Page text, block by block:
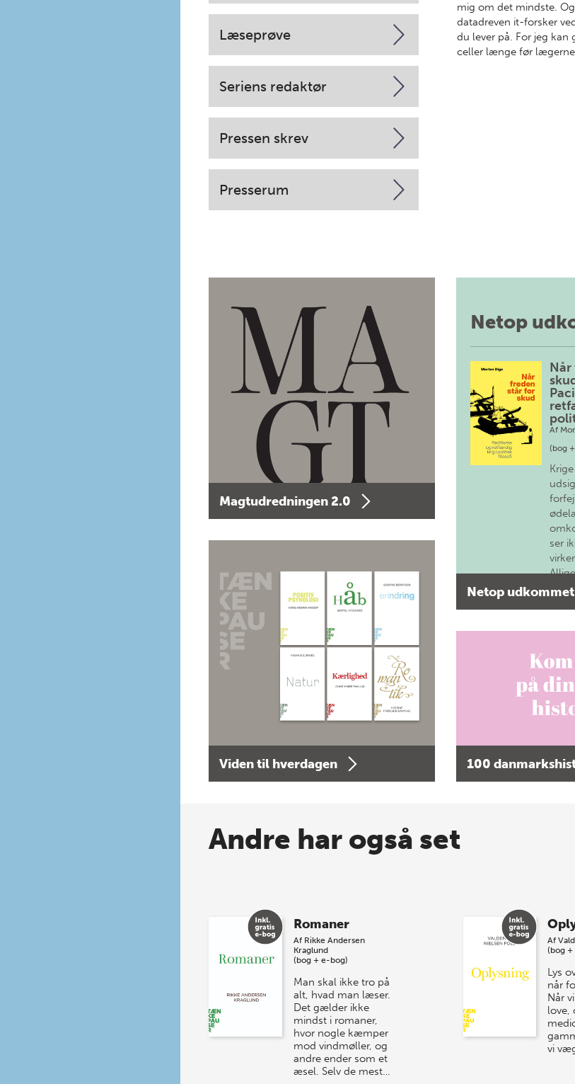
Læseprøve
Seriens redaktør
Pressen skrev
Presserum
mig om det mindste.
datadreven it-forsker
du lever på. For jeg
celler længe før
Magtudredningen 2.0
Viden til hverdagen
Netop
Når
Af
(bog
ser
Netop udkommet
100
Andre har også set
Romaner
Af Rikke Andersen
Kraglund
(bog + e-bog)
Man skal ikke tro på
alt, hvad man læser.
Det gælder ikke
mindst i romaner,
hvor nogle kæmper
mod vindmøller, og
andre ender som et
æsel. Selv de mest…
Af
(bog
Lys
når
Når
love,
vi